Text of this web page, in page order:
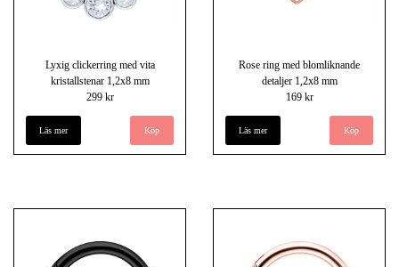
Lyxig clickerring med vita
kristallstenar 1,2x8 mm
299 kr
Läs mer
Rose ring med blomliknande
detaljer 1,2x8 mm
169 kr
Läs mer